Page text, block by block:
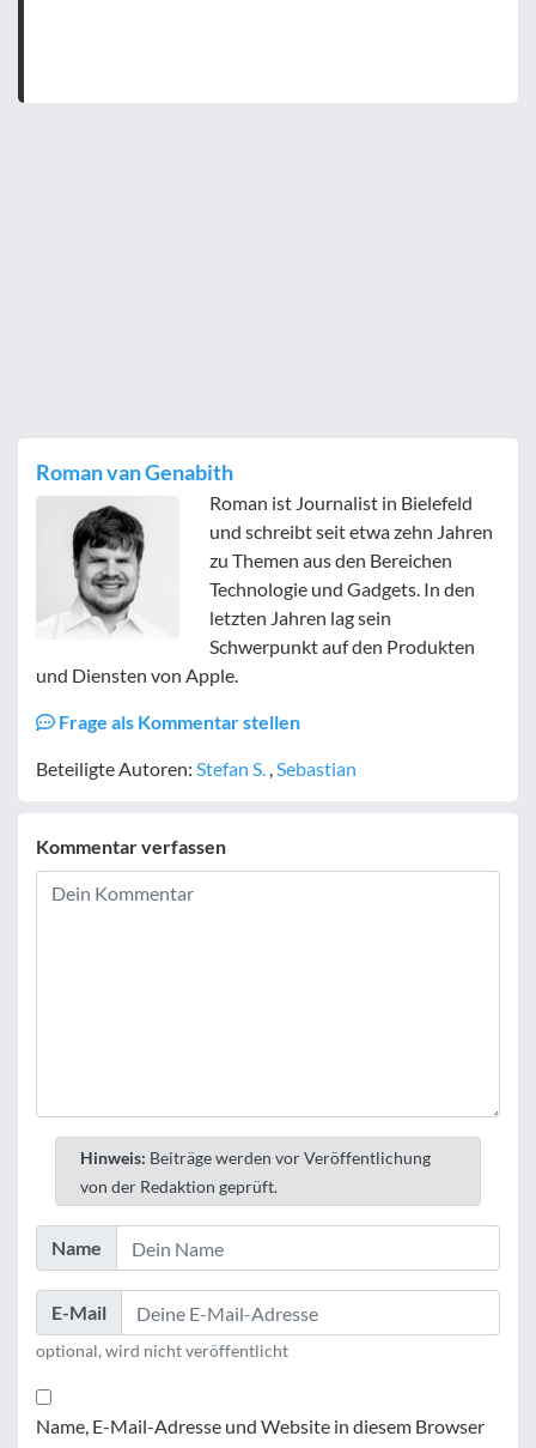
Roman van Genabith
Roman ist Journalist in Bielefeld
und schreibt seit etwa zehn Jahren
zu Themen aus den Bereichen
Technologie und Gadgets. In den
letzten Jahren lag sein
Schwerpunkt auf den Produkten
und Diensten von Apple.
Frage als Kommentar stellen
Beteiligte Autoren: Stefan S. ,Sebastian
Kommentar verfassen
Hinweis: Beiträge werden vor Veröffentlichung
von der Redaktion geprüft.
Name
E-Mail
optional, wird nicht veröffentlicht
Name, E-Mail-Adresse und Website in diesem Browser